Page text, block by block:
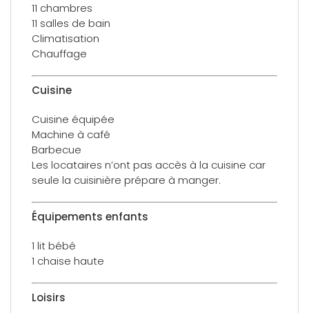
11 chambres
11 salles de bain
Climatisation
Chauffage
Cuisine
Cuisine équipée
Machine à café
Barbecue
Les locataires n’ont pas accès à la cuisine car
seule la cuisinière prépare à manger.
Équipements enfants
1 lit bébé
1 chaise haute
Loisirs